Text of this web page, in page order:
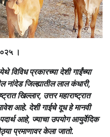
।
विविध प्रकारच्या देशी गाईंच्या
नांदेड जिल्ह्यातील लाल कंधारी,
खिल्लार, उत्तर महाराष्ट्रात
आहे. देशी गाईचे दूध हे मानवी
आहे, ज्याचा उपयोग आयुर्वेदिक
प्रमाणावर केला जातो.